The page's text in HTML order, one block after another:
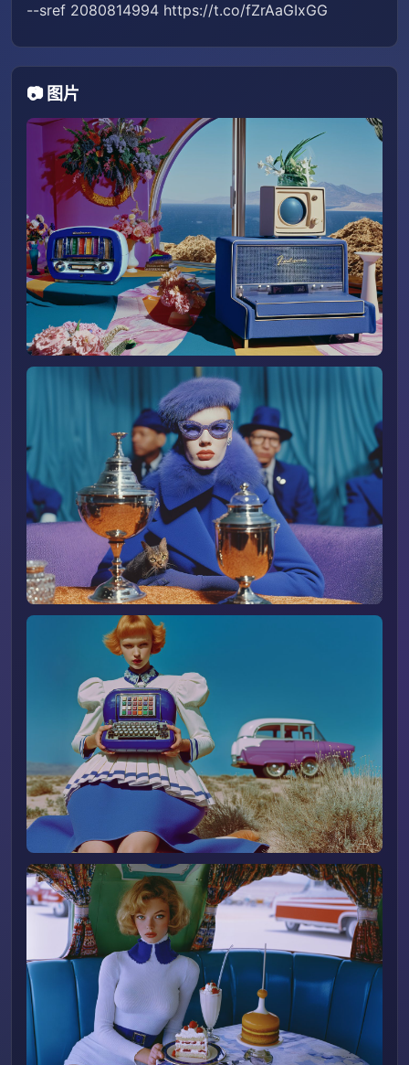
--sref 2080814994 https://t.co/fZrAaGIxGG
📷 图片